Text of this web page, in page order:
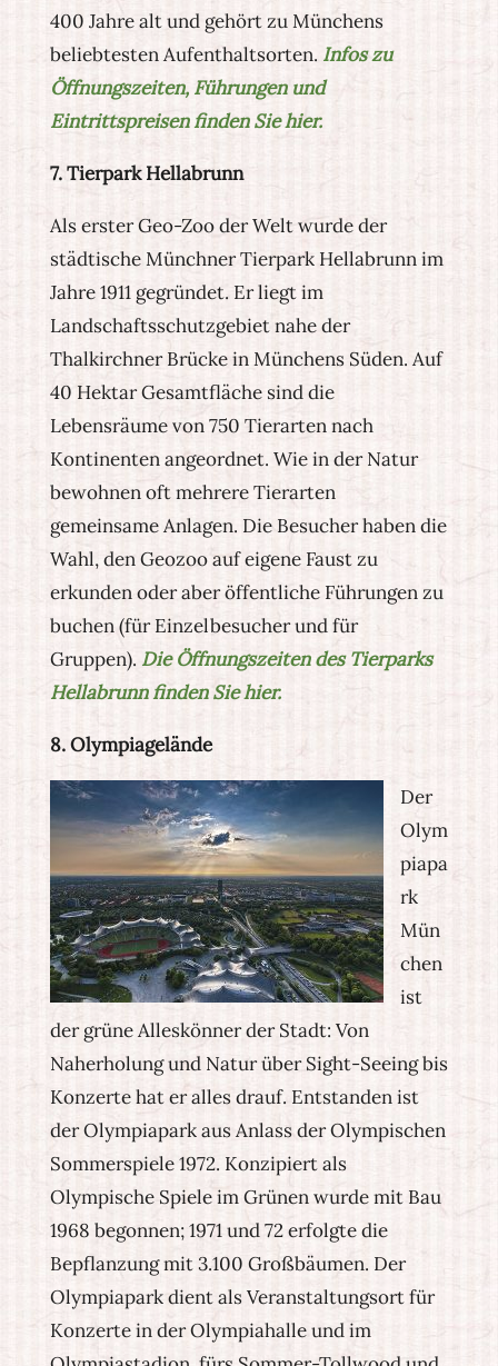
400 Jahre alt und gehört zu Münchens
beliebtesten Aufenthaltsorten. Infos zu
Öffnungszeiten, Führungen und
Eintrittspreisen finden Sie hier.
7. Tierpark Hellabrunn
Als erster Geo-Zoo der Welt wurde der
städtische Münchner Tierpark Hellabrunn im
Jahre 1911 gegründet. Er liegt im
Landschaftsschutzgebiet nahe der
Thalkirchner Brücke in Münchens Süden. Auf
40 Hektar Gesamtfläche sind die
Lebensräume von 750 Tierarten nach
Kontinenten angeordnet. Wie in der Natur
bewohnen oft mehrere Tierarten
gemeinsame Anlagen. Die Besucher haben die
Wahl, den Geozoo auf eigene Faust zu
erkunden oder aber öffentliche Führungen zu
buchen (für Einzelbesucher und für
Gruppen). Die Öffnungszeiten des Tierparks
Hellabrunn finden Sie hier.
8. Olympiagelände
Der
Olym
piapa
rk
Mün
chen
ist
der grüne Alleskönner der Stadt: Von
Naherholung und Natur über Sight-Seeing bis
Konzerte hat er alles drauf. Entstanden ist
der Olympiapark aus Anlass der Olympischen
Sommerspiele 1972. Konzipiert als
Olympische Spiele im Grünen wurde mit Bau
1968 begonnen; 1971 und 72 erfolgte die
Bepflanzung mit 3.100 Großbäumen. Der
Olympiapark dient als Veranstaltungsort für
Konzerte in der Olympiahalle und im